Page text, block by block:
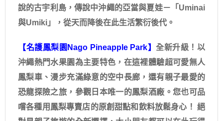
說的古宇利島，傳說中沖繩的亞當與夏娃－「Uminai
與Umiki」，從天而降後在此生活繁衍後代。
【名護鳳梨園Nago Pineapple Park】全新升級！以
沖繩熱門水果園為主要特色，在這裡體驗超可愛無人
鳳梨車、漫步充滿綠意的空中長廊，還有親子最愛的
恐龍探險之旅，參觀日本唯一的鳳梨酒廠。您也可品
嚐各種用鳳梨專賣店的原創甜點和飲料放鬆身心！ 絕